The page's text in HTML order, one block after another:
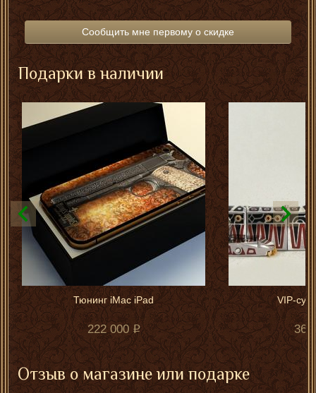
Сообщить мне первому о скидке
Подарки в наличии
Тюнинг iMac iPad
222 000
VIP-
365
Отзыв о магазине или подарке